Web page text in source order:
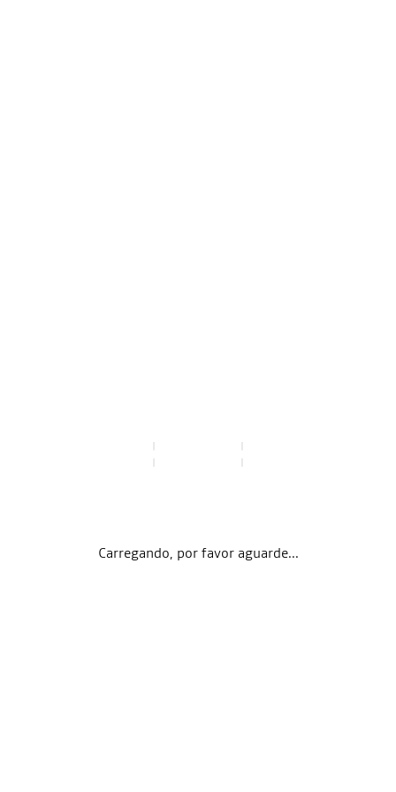
Carregando, por favor aguarde...